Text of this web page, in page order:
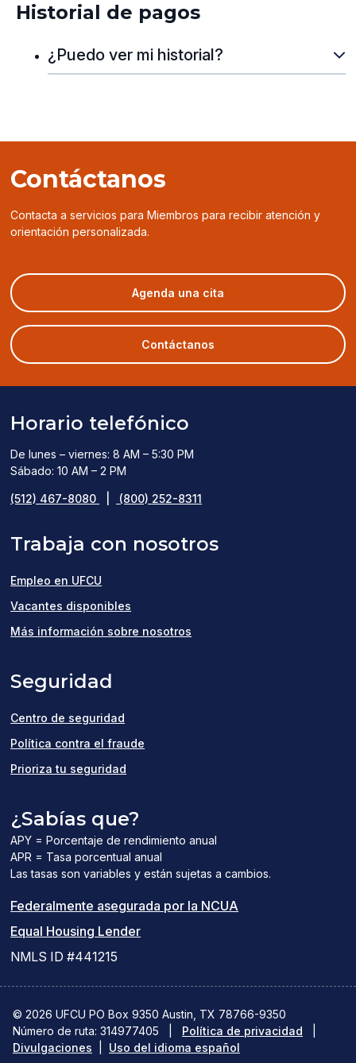
Historial de pagos
¿Puedo ver mi historial?
Contáctanos
Contacta a servicios para Miembros para recibir atención y
orientación personalizada.
Agenda una cita
in
a
Contáctanos
Horario telefónico
De lunes – viernes: 8 AM – 5:30 PM
Sábado: 10 AM – 2 PM
(512) 467-8080 (800) 252-8311
Trabaja con nosotros
Empleo en UFCU
Vacantes disponibles
in
Más información sobre nosotros
Seguridad
Centro de seguridad
Política contra el fraude
Prioriza tu seguridad
¿Sabías que?
APY = Porcentaje de rendimiento anual
APR = Tasa porcentual anual
Las tasas son variables y están sujetas a cambios.
Federalmente asegurada por la NCUA
abre
una
nueva
Equal Housing Lender(el
una
nueva
ventana)
NMLS ID #441215
© 2026 UFCU PO Box 9350 Austin, TX 78766-9350
Número de ruta: 314977405
Política de privacidad
Divulgaciones
Uso del idioma español